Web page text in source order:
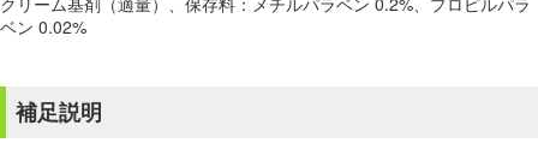
ベン 0.02%
補足説明